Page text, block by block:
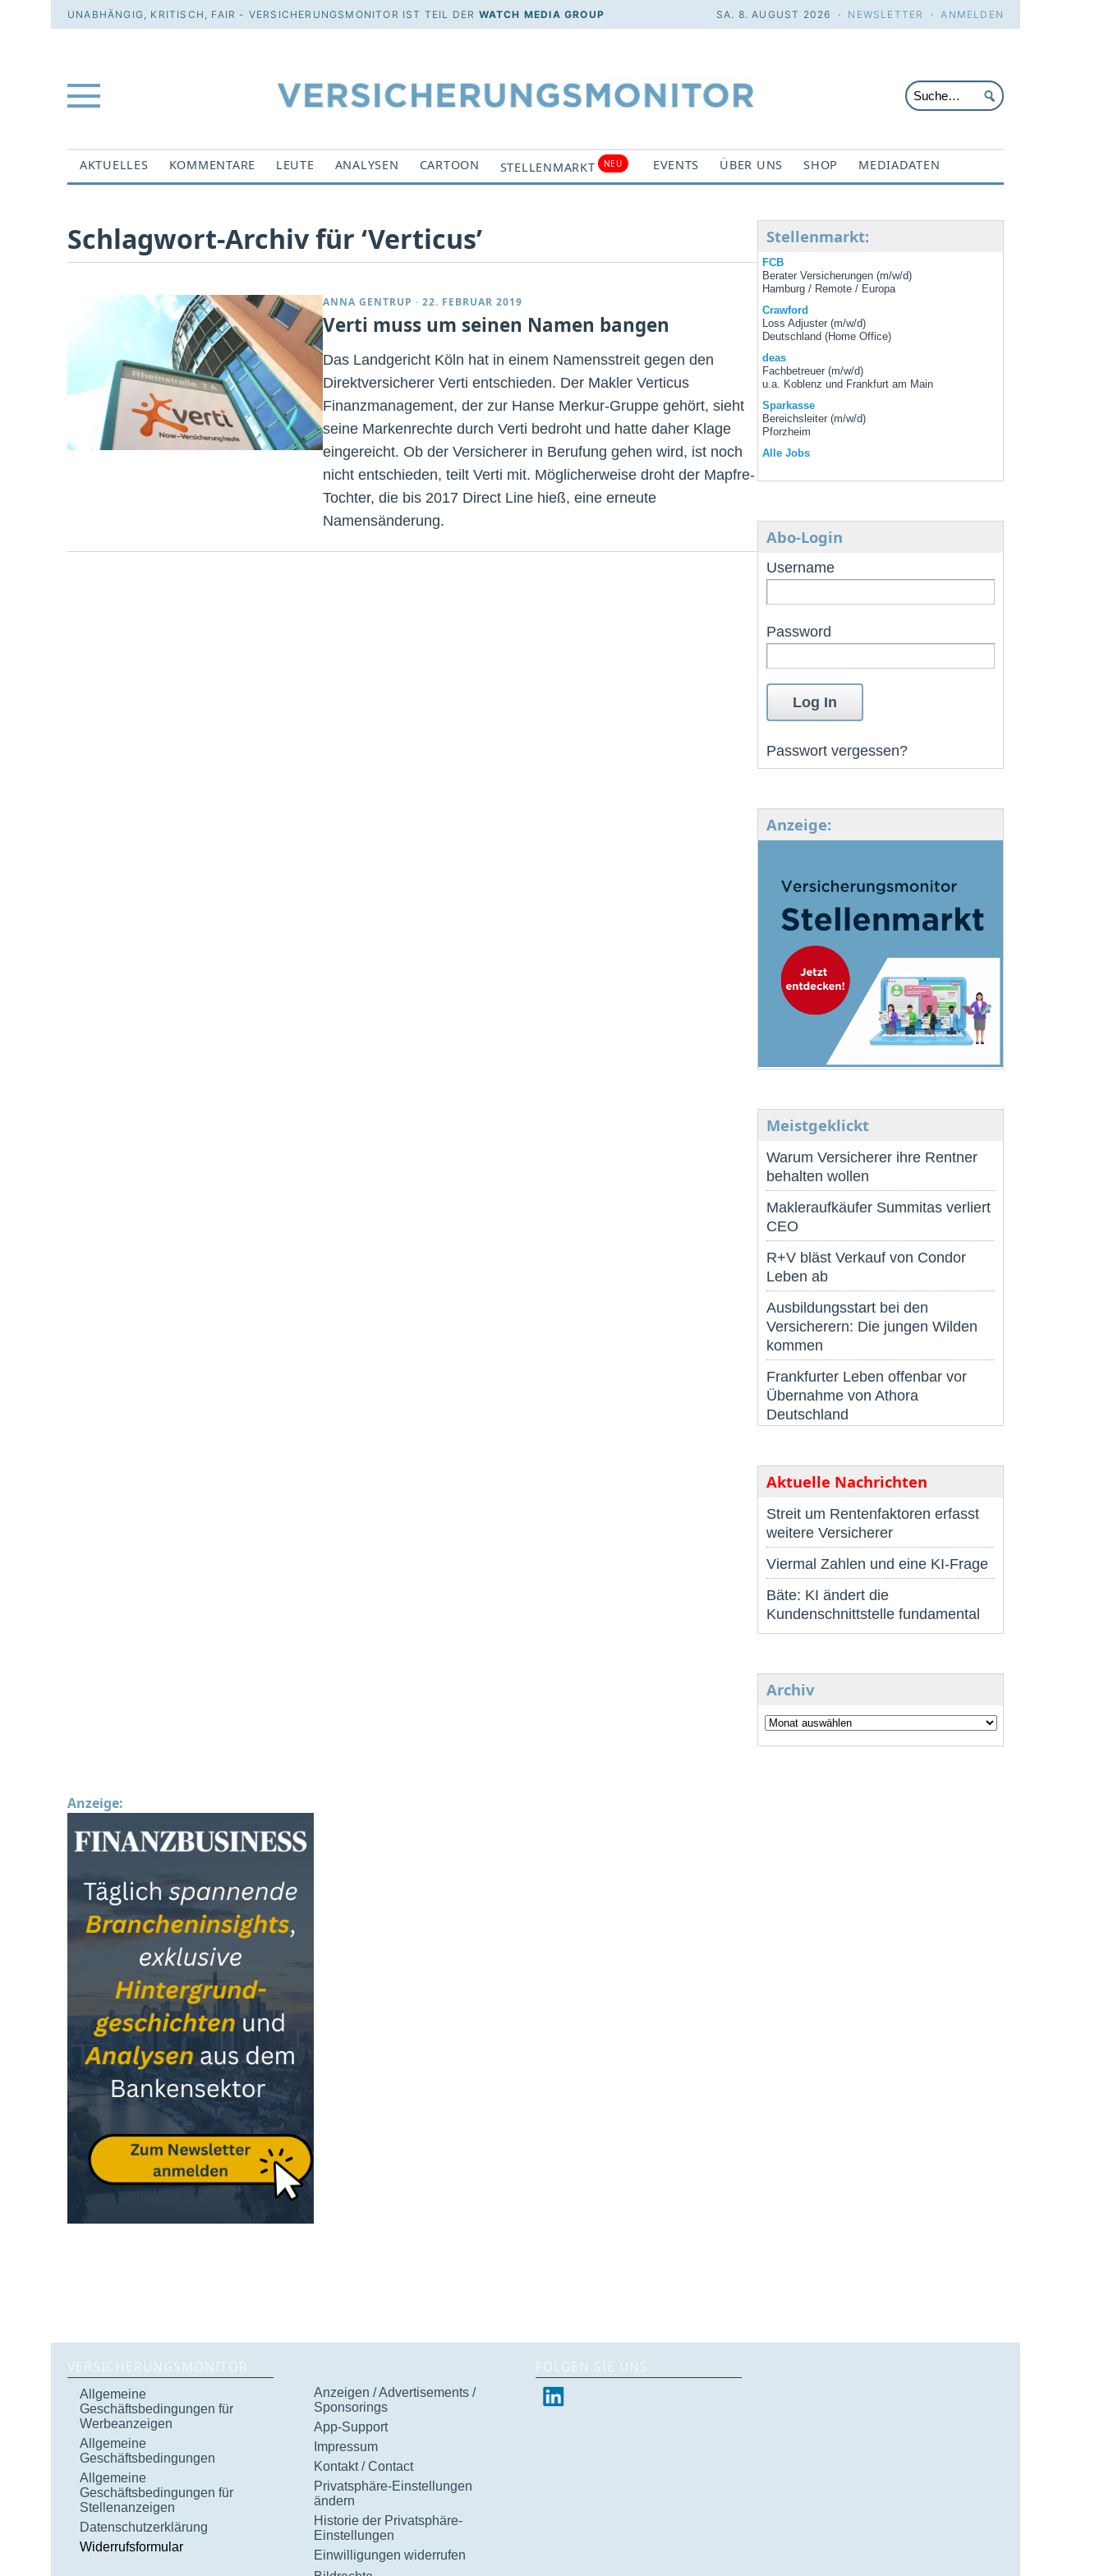
UNABHÄNGIG, KRITISCH, FAIR - VERSICHERUNGSMONITOR IST TEIL DER WATCH MEDIA GROUP SA. 8. AUGUST 2026 · NEWSLETTER ·ANMELDEN
AKTUELLES KOMMENTARE LEUTE ANALYSEN CARTOON STELLENMARKT NEU EVENTS ÜBER UNS SHOP MEDIADATEN
Schlagwort-Archiv für ‘Verticus’
ANNA GENTRUP · 22. FEBRUAR 2019
Verti muss um seinen Namen bangen
Das Landgericht Köln hat in einem Namensstreit gegen den
Direktversicherer Verti entschieden. Der Makler Verticus
Finanzmanagement, der zur Hanse Merkur-Gruppe gehört, sieht
seine Markenrechte durch Verti bedroht und hatte daher Klage
eingereicht. Ob der Versicherer in Berufung gehen wird, ist noch
nicht entschieden, teilt Verti mit. Möglicherweise droht der Mapfre-
Tochter, die bis 2017 Direct Line hieß, eine erneute
Namensänderung.
Stellenmarkt:
FCB
Berater Versicherungen (m/w/d)
Hamburg / Remote / Europa
Crawford
Loss Adjuster (m/w/d)
Deutschland (Home Office)
deas
Fachbetreuer (m/w/d)
u.a. Koblenz und Frankfurt am Main
Sparkasse
Bereichsleiter (m/w/d)
Pforzheim
Alle Jobs
Abo-Login
Username
Password
Passwort vergessen?
Anzeige:
Meistgeklickt
Warum Versicherer ihre Rentner
behalten wollen
Makleraufkäufer Summitas verliert
CEO
R+V bläst Verkauf von Condor
Leben ab
Ausbildungsstart bei den
Versicherern: Die jungen Wilden
kommen
Frankfurter Leben offenbar vor
Übernahme von Athora
Deutschland
Aktuelle Nachrichten
Streit um Rentenfaktoren erfasst
weitere Versicherer
Viermal Zahlen und eine KI-Frage
Bäte: KI ändert die
Kundenschnittstelle fundamental
Archiv
Anzeige:
VERSICHERUNGSMONITOR
Allgemeine
Geschäftsbedingungen für
Werbeanzeigen
Allgemeine
Geschäftsbedingungen
Allgemeine
Geschäftsbedingungen für
Stellenanzeigen
Datenschutzerklärung
Widerrufsformular
Anzeigen / Advertisements /
Sponsorings
App-Support
Impressum
Kontakt / Contact
Privatsphäre-Einstellungen
ändern
Historie der Privatsphäre-
Einstellungen
Einwilligungen widerrufen
FOLGEN SIE UNS